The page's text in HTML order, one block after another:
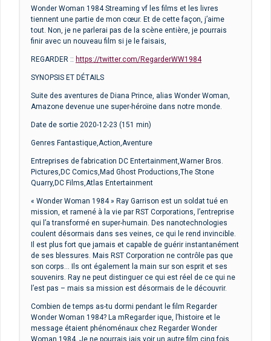
Wonder Woman 1984 Streaming vf les films et les livres
tiennent une partie de mon cœur. Et de cette façon, j’aime
tout. Non, je ne parlerai pas de la scène entière, je pourrais
finir avec un nouveau film si je le faisais,
REGARDER :: https://twitter.com/RegarderWW1984
SYNOPSIS ET DÉTAILS
Suite des aventures de Diana Prince, alias Wonder Woman,
Amazone devenue une super-héroïne dans notre monde.
Date de sortie 2020-12-23 (151 min)
Genres Fantastique,Action,Aventure
Entreprises de fabrication DC Entertainment,Warner Bros.
Pictures,DC Comics,Mad Ghost Productions,The Stone
Quarry,DC Films,Atlas Entertainment
« Wonder Woman 1984 » Ray Garrison est un soldat tué en
mission, et ramené à la vie par RST Corporations, l’entreprise
qui l’a transformé en super-humain. Des nanotechnologies
coulent désormais dans ses veines, ce qui le rend invincible.
Il est plus fort que jamais et capable de guérir instantanément
de ses blessures. Mais RST Corporation ne contrôle pas que
son corps… Ils ont également la main sur son esprit et ses
souvenirs. Ray ne peut distinguer ce qui est réel de ce qui ne
l’est pas – mais sa mission est désormais de le découvrir.
Combien de temps as-tu dormi pendant le film Regarder
Wonder Woman 1984? La mRegarder ique, l’histoire et le
message étaient phénoménaux chez Regarder Wonder
Woman 1984. Je ne pourrais jais voir un autre film cinq fois